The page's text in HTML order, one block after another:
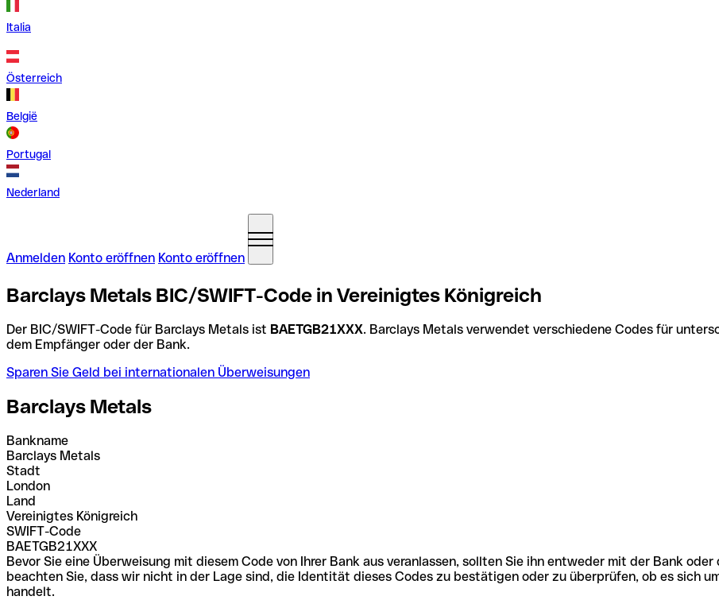
Italia
Österreich
België
Portugal
Nederland
Anmelden Konto eröffnen Konto eröffnen
Barclays Metals BIC/SWIFT-Code in Vereinigtes Königreich
Der BIC/SWIFT-Code für Barclays Metals ist BAETGB21XXX. Barclays Metals verwendet verschiedene Codes für
dem Empfänger oder der Bank.
Sparen Sie Geld bei internationalen Überweisungen
Barclays Metals
Bankname
Barclays Metals
Stadt
London
Land
Vereinigtes Königreich
SWIFT-Code
BAETGB21XXX
Bevor Sie eine Überweisung mit diesem Code von Ihrer Bank aus veranlassen, sollten Sie ihn entweder mit der Bank
beachten Sie, dass wir nicht in der Lage sind, die Identität dieses Codes zu bestätigen oder zu überprüfen, ob es sich
handelt.